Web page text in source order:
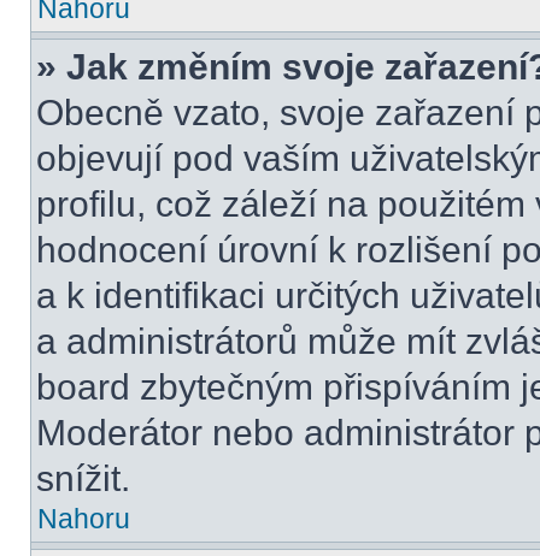
Nahoru
» Jak změním svoje
Obecně vzato, svoje zařazení
objevují pod vaším
profilu, což záleží na
hodnocení úrovní k rozlišení
a k identifikaci určitých
a administrátorů může mít
board zbytečným přispíváním
Moderátor nebo administrátor
snížit.
Nahoru